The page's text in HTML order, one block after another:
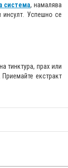
система, намалява
инсулт. Успешно се
тинктура, прах или
екстракт